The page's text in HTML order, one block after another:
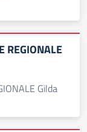
REGIONALE
Gilda